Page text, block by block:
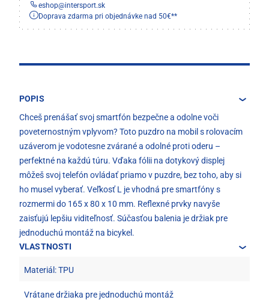
eshop@intersport.sk
Doprava zdarma pri objednávke nad 50€**
POPIS
Chceš prenášať svoj smartfón bezpečne a odolne voči
poveternostným vplyvom? Toto puzdro na mobil s rolovacím
uzáverom je vodotesne zvárané a odolné proti oderu –
perfektné na každú túru. Vďaka fólii na dotykový displej
môžeš svoj telefón ovládať priamo v puzdre, bez toho, aby si
ho musel vyberať. Veľkosť L je vhodná pre smartfóny s
rozmermi do 165 x 80 x 10 mm. Reflexné prvky navyše
zaisťujú lepšiu viditeľnosť. Súčasťou balenia je držiak pre
jednoduchú montáž na bicykel.
VLASTNOSTI
Materiál: TPU
Vrátane držiaka pre jednoduchú montáž